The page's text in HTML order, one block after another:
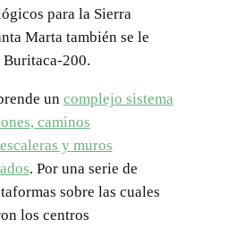
para la Sierra
Marta también se le
Buritaca-200.
un complejo sistema
caminos
y muros
. Por una serie de
sobre las cuales
los centros